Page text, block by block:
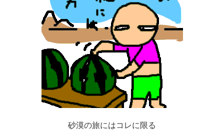
砂漠の旅にはコレに限る